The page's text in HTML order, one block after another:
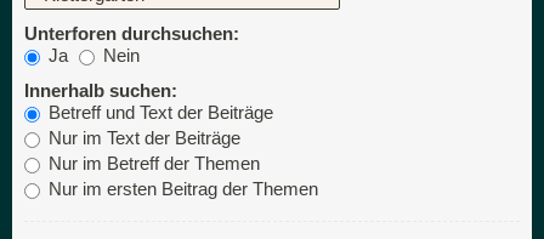
Unterforen durchsuchen:
Ja
Nein
Innerhalb suchen:
Betreff und Text der Beiträge
Nur im Text der Beiträge
Nur im Betreff der Themen
Nur im ersten Beitrag der Themen